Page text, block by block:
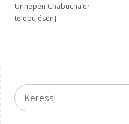
Ünnepén Chabucha’er
településen]